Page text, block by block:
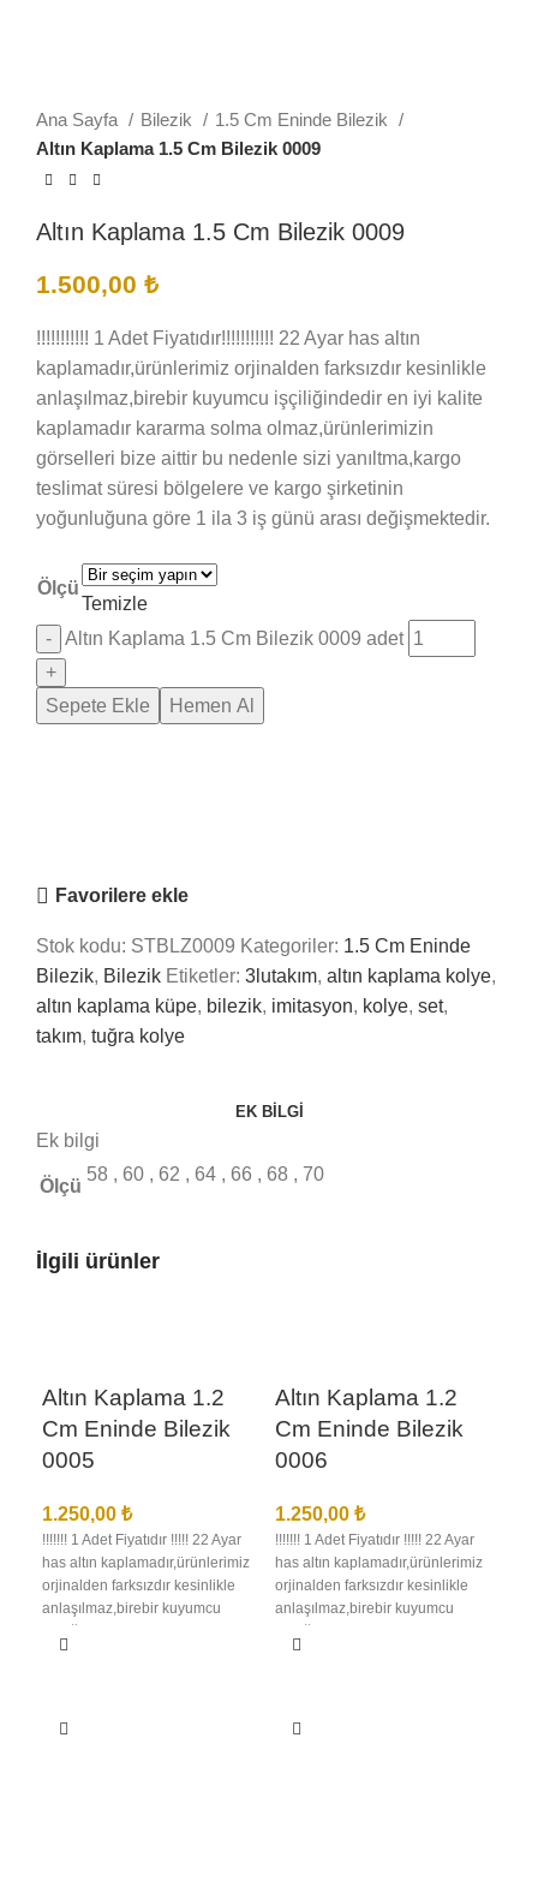
Ana Sayfa Bilezik
1.5 Cm Eninde Bilezik
Altın Kaplama 1.5 Cm Bilezik 0009
Altın Kaplama 1.5 Cm Bilezik 0009
1.500,00 ₺
!!!!!!!!!!! 1 Adet Fiyatıdır!!!!!!!!!!! 22 Ayar has altın
kaplamadır,ürünlerimiz orjinalden farksızdır kesinlikle
anlaşılmaz,birebir kuyumcu işçiliğindedir en iyi kalite
kaplamadır kararma solma olmaz,ürünlerimizin
görselleri bize aittir bu nedenle sizi yanıltma,kargo
teslimat süresi bölgelere ve kargo şirketinin
yoğunluğuna göre 1 ila 3 iş günü arası değişmektedir.
Ölçü
Temizle
Altın Kaplama 1.5 Cm Bilezik 0009 adet
Sepete Ekle Hemen Al
Favorilere ekle
Stok kodu: STBLZ0009 Kategoriler: 1.5 Cm Eninde
Bilezik, Bilezik Etiketler: 3lutakım, altın kaplama kolye,
altın kaplama küpe, bilezik, imitasyon, kolye, set,
takım, tuğra kolye
EK BILGI
Ek bilgi
Ölçü
58 , 60 , 62 , 64 , 66 , 68 , 70
İlgili ürünler
Altın Kaplama 1.2
Cm Eninde Bilezik
0005
1.250,00 ₺
!!!!!!! 1 Adet Fiyatıdır !!!!! 22 Ayar
has altın kaplamadır,ürünlerimiz
orjinalden farksızdır kesinlikle
anlaşılmaz,birebir kuyumcu
kaplamadır kararma solma
yanıltma,kargo teslimat süresi
Altın Kaplama 1.2
Cm Eninde Bilezik
0006
1.250,00 ₺
!!!!!!! 1 Adet Fiyatıdır !!!!! 22 Ayar
has altın kaplamadır,ürünlerimiz
orjinalden farksızdır kesinlikle
anlaşılmaz,birebir kuyumcu
kaplamadır kararma solma
yanıltma,kargo teslimat süresi